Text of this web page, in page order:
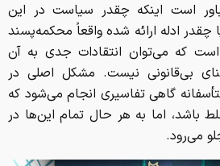
است اینکه چقدر سیاست در این
ادله ارائه شده واقعاً محکمه‌پسند
که می‌توان انتقادات جدی به آن
بی‌قانونی نیست. مشکل اصلی در
گاهی تفاسیری انجام می‌شود که
باشد، اما به هر حال تمام این‌ها در
می‌رود.